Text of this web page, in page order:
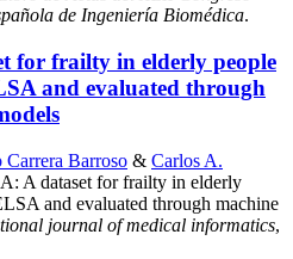
de Ingeniería Biomédica.
for frailty in elderly people
and evaluated through
Carrera Barroso & Carlos A.
A dataset for frailty in elderly
and evaluated through machine
journal of medical informatics,